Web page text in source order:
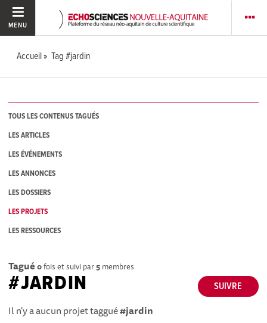
MENU
Accueil Tag #jardin
TOUS LES CONTENUS TAGUÉS
LES ARTICLES
LES ÉVÉNEMENTS
LES ANNONCES
LES DOSSIERS
LES PROJETS
LES RESSOURCES
Tagué 0fois et suivi par 5 membres
SUIVRE
#JARDIN
Il n'y a aucun projet taggué#jardin